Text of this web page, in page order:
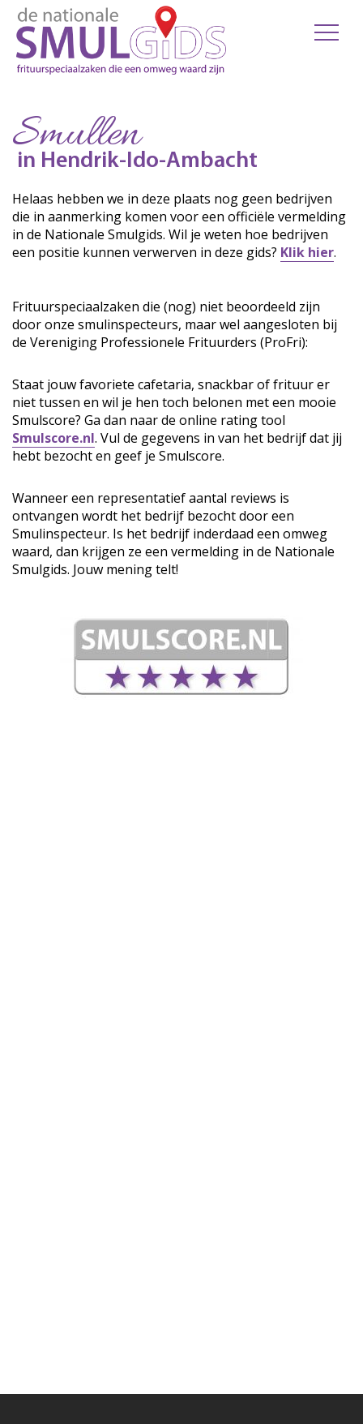
Smullen
in Hendrik-Ido-Ambacht
Helaas hebben we in deze plaats nog geen bedrijven
die in aanmerking komen voor een officiële vermelding
in de Nationale Smulgids. Wil je weten hoe bedrijven
een positie kunnen verwerven in deze gids? Klik hier.
Frituurspeciaalzaken die (nog) niet beoordeeld zijn
door onze smulinspecteurs, maar wel aangesloten bij
de Vereniging Professionele Frituurders (ProFri):
Staat jouw favoriete cafetaria, snackbar of frituur er
niet tussen en wil je hen toch belonen met een mooie
Smulscore? Ga dan naar de online rating tool
Smulscore.nl. Vul de gegevens in van het bedrijf dat jij
hebt bezocht en geef je Smulscore.
Wanneer een representatief aantal reviews is
ontvangen wordt het bedrijf bezocht door een
Smulinspecteur. Is het bedrijf inderdaad een omweg
waard, dan krijgen ze een vermelding in de Nationale
Smulgids. Jouw mening telt!